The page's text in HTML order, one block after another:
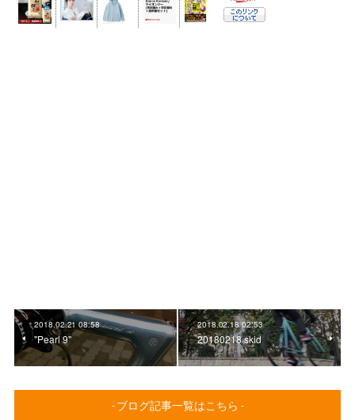
2018.02.21 08:58
"Pearl 9"
2018.02.18 02:53
20180218 skid
- ブログ記事一覧はこちら -